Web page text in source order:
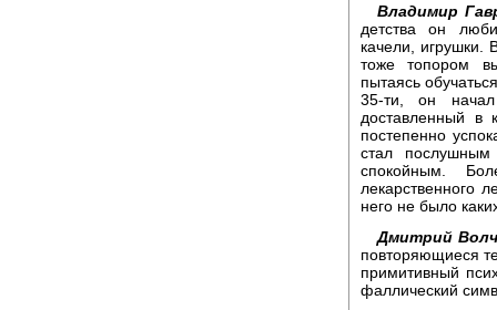
Владимир
детства он
качели, игрушки.
тоже топором
пытаясь
35-ти, он начал
доставленный в
постепенно
стал
спокойным.
лекарственного
него не было
Дмитрий
повторяющиеся
примитивный
фаллический